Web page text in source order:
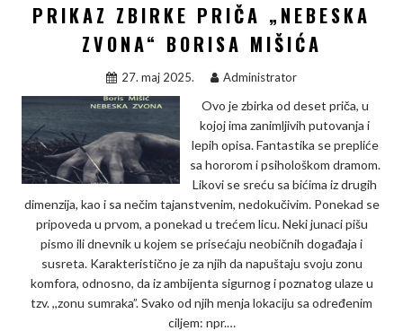
o
k
r
I
n
n
k
PRIKAZ ZBIRKE PRIČA „NEBESKA
ZVONA“ BORISA MIŠIĆA
27. maj 2025. Administrator
Ovo je zbirka od deset priča, u
kojoj ima zanimljivih putovanja i
lepih opisa. Fantastika se prepliće
sa hororom i psihološkom dramom.
Likovi se sreću sa bićima iz drugih
dimenzija, kao i sa nečim tajanstvenim, nedokučivim. Ponekad se
pripoveda u prvom, a ponekad u trećem licu. Neki junaci pišu
pismo ili dnevnik u kojem se prisećaju neobičnih događaja i
susreta. Karakteristično je za njih da napuštaju svoju zonu
komfora, odnosno, da iz ambijenta sigurnog i poznatog ulaze u
tzv. ,,zonu sumraka”. Svako od njih menja lokaciju sa određenim
ciljem: npr.…